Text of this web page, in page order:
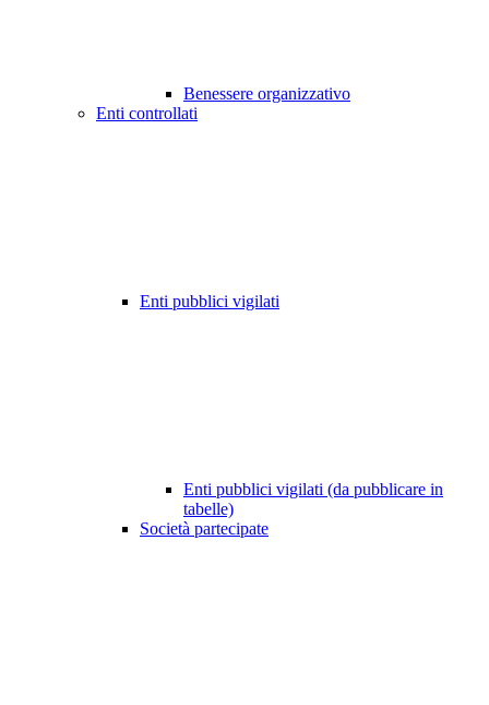
Benessere organizzativo
Enti controllati
Enti pubblici vigilati
Enti pubblici vigilati (da pubblicare in
tabelle)
Società partecipate